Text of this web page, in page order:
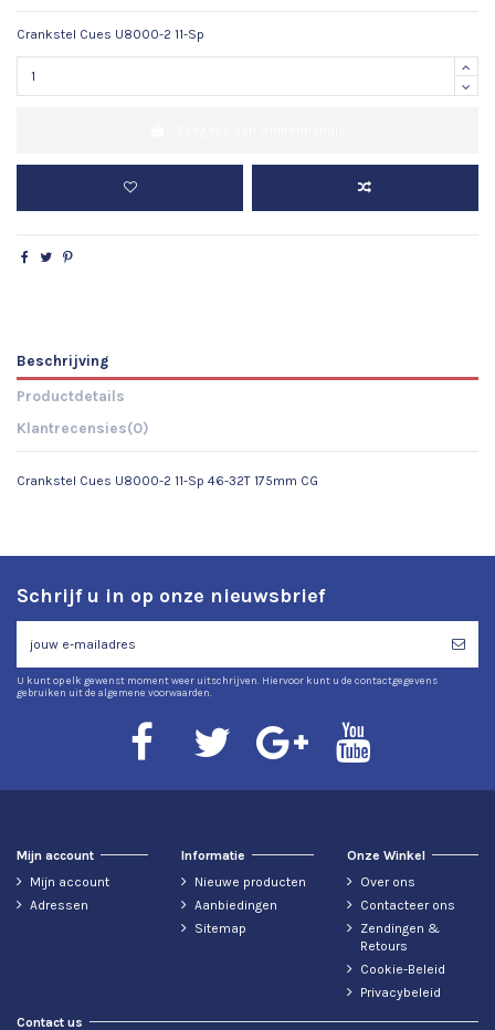
Crankstel Cues U8000-2 11-Sp
Beschrijving
Productdetails
Klantrecensies(0)
Crankstel Cues U8000-2 11-Sp 46-32T 175mm CG
Schrijf u in op onze nieuwsbrief
U kunt op elk gewenst moment weer uitschrijven. Hiervoor kunt u de contactgegevens
gebruiken uit de algemene voorwaarden.
Mijn account
Mijn account
Adressen
Informatie
Nieuwe producten
Aanbiedingen
Sitemap
Onze Winkel
Over ons
Contacteer ons
Zendingen &
Retours
Cookie-Beleid
Privacybeleid
Contact us